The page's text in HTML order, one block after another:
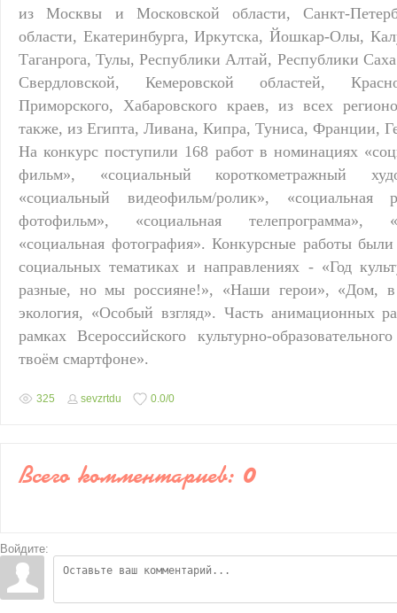
из Москвы и Московской области, Санкт-
области, Екатеринбурга, Иркутска, Йошкар-Олы,
Таганрога, Тулы, Республики Алтай, Республики
Свердловской, Кемеровской областей,
Приморского, Хабаровского краев, из всех
также, из Египта, Ливана, Кипра, Туниса, Франции,
На конкурс поступили 168 работ в номинациях
фильм», «социальный короткометражный
«социальный видеофильм/ролик», «социальная
фотофильм», «социальная телепрограмма»,
«социальная фотография». Конкурсные работы
социальных тематиках и направлениях - «Год
разные, но мы россияне!», «Наши герои», «Дом,
экология, «Особый взгляд». Часть анимационных
рамках Всероссийского культурно-
твоём смартфоне».
325 sevzrtdu 0.0/0
Всего комментариев: 0
Войдите: